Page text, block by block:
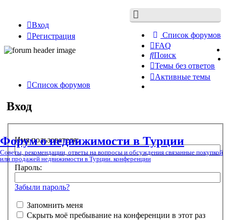
Список форумов
FAQ
Поиск
Темы без ответов
Активные темы
Вход
Регистрация
Форум о недвижимости в Турции
Советы, рекомендации, ответы на вопросы и обсуждения связанные покупкой
или продажей недвижимости в Турции. конференции
Список форумов
Вход
Имя пользователя:
Пароль:
Забыли пароль?
Запомнить меня
Скрыть моё пребывание на конференции в этот раз